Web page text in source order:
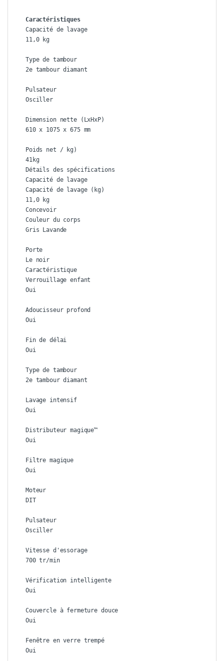
Caractéristiques
Capacité de lavage
11,0 kg
Type de tambour
2e tambour diamant
Pulsateur
Osciller
Dimension nette (LxHxP)
610 x 1075 x 675 mm
Poids net / kg)
41kg
Détails des spécifications
Capacité de lavage
Capacité de lavage (kg)
11,0 kg
Concevoir
Couleur du corps
Gris Lavande
Porte
Le noir
Caractéristique
Verrouillage enfant
Oui
Adoucisseur profond
Oui
Fin de délai
Oui
Type de tambour
2e tambour diamant
Lavage intensif
Oui
Distributeur magique™
Oui
Filtre magique
Oui
Moteur
DIT
Pulsateur
Osciller
Vitesse d'essorage
700 tr/min
Vérification intelligente
Oui
Couvercle à fermeture douce
Oui
Fenêtre en verre trempé
Oui